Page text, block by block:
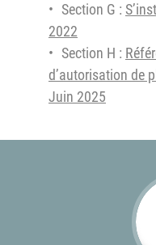
Section G :
2022
Section H :
d’autorisation de
Juin 2025